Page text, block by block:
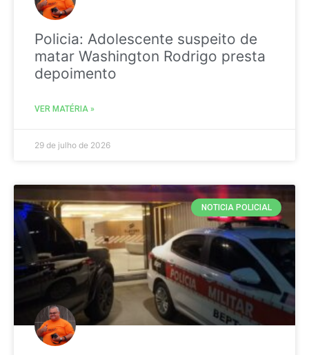
Policia: Adolescente suspeito de
matar Washington Rodrigo presta
depoimento
VER MATÉRIA »
29 de julho de 2026
NOTICIA POLICIAL